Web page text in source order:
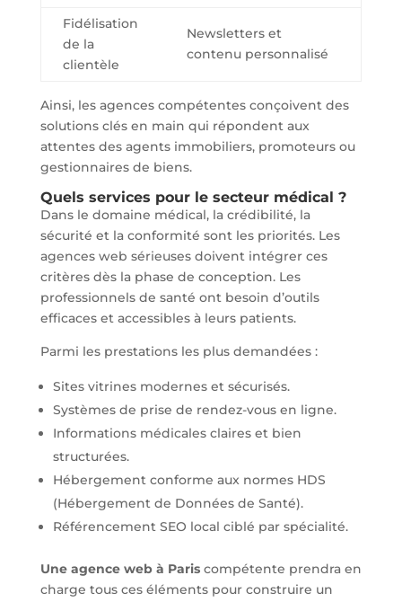
Fidélisation
de la
clientèle
Newsletters et
contenu personnalisé
Ainsi, les agences compétentes conçoivent des
solutions clés en main qui répondent aux
attentes des agents immobiliers, promoteurs ou
gestionnaires de biens.
Quels services pour le secteur médical ?
Dans le domaine médical, la crédibilité, la
sécurité et la conformité sont les priorités. Les
agences web sérieuses doivent intégrer ces
critères dès la phase de conception. Les
professionnels de santé ont besoin d’outils
efficaces et accessibles à leurs patients.
Parmi les prestations les plus demandées :
Sites vitrines modernes et sécurisés.
Systèmes de prise de rendez-vous en ligne.
Informations médicales claires et bien
structurées.
Hébergement conforme aux normes HDS
(Hébergement de Données de Santé).
Référencement SEO local ciblé par spécialité.
Une agence web à Pariscompétente prendra en
charge tous ces éléments pour construire un